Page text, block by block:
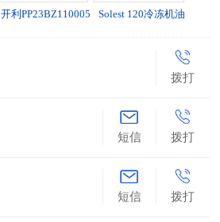
开利PP23BZ110005
Solest 120冷冻机油
拨打
短信 拨打
短信 拨打